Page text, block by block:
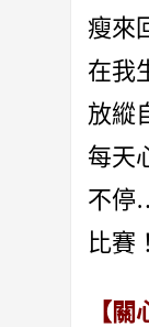
瘦來
在我
放縱
每天
不停
比賽！
【